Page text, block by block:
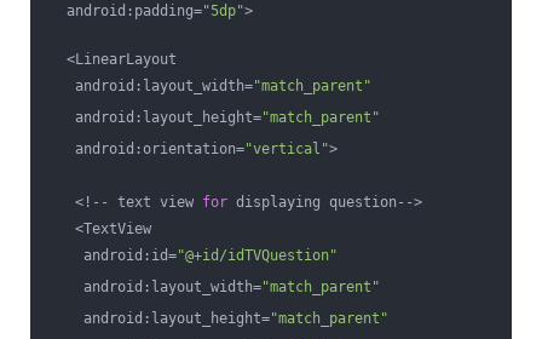
android:padding="5dp">
<LinearLayout
android:layout_width="match_parent"
android:layout_height="match_parent"
android:orientation="vertical">
<!-- text view for displaying question-->
<TextView
android:id="@+id/idTVQuestion"
android:layout_width="match_parent"
android:layout_height="match_parent"